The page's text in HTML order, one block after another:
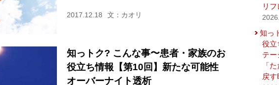
2017.12.18 文：カオリ
知っトク? こんな事〜患者・家族のお
役立ち情報【第10回】新たな可能性
オーバーナイト透析
リ
知っ
役立
テー
「
戻す